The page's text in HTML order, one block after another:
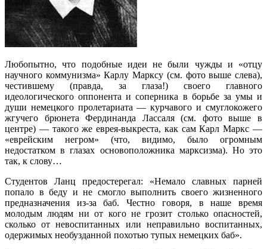
Любопытно, что подобные идеи не были чужды и «отцу
научного коммунизма» Карлу Марксу (см. фото выше слева),
честившему (правда, за глаза!) своего главного
идеологического оппонента и соперника в борьбе за умы и
души немецкого пролетариата — курчавого и смуглокожего
жгучего брюнета Фердинанда Лассаля (см. фото выше в
центре) — такого же еврея-выкреста, как сам Карл Маркс —
«еврейским негром» (что, видимо, было огромным
недостатком в глазах основоположника марксизма). Но это
так, к слову…
Студентов Ланц предостерегал: «Немало славных парней
попало в беду и не смогло выполнить своего жизненного
предназначения из-за баб. Честно говоря, в наше время
молодым людям ни от кого не грозит столько опасностей,
сколько от невоспитанных или неправильно воспитанных,
одержимых необузданной похотью тупых немецких баб».